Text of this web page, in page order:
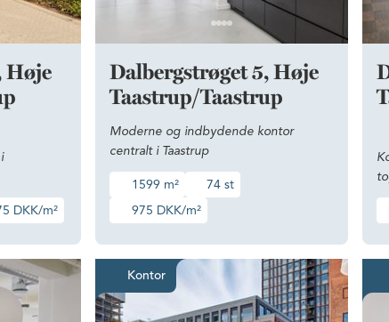
Høje
DKK/m²
Dalbergstrøget 5, Høje
Taastrup/Taastrup
Moderne og indbydende kontor
centralt i Taastrup
1599 m² 74 st
975 DKK/m²
multibrugerhus med gode adgangsforhold
Kontor med fantastisk
Kontor